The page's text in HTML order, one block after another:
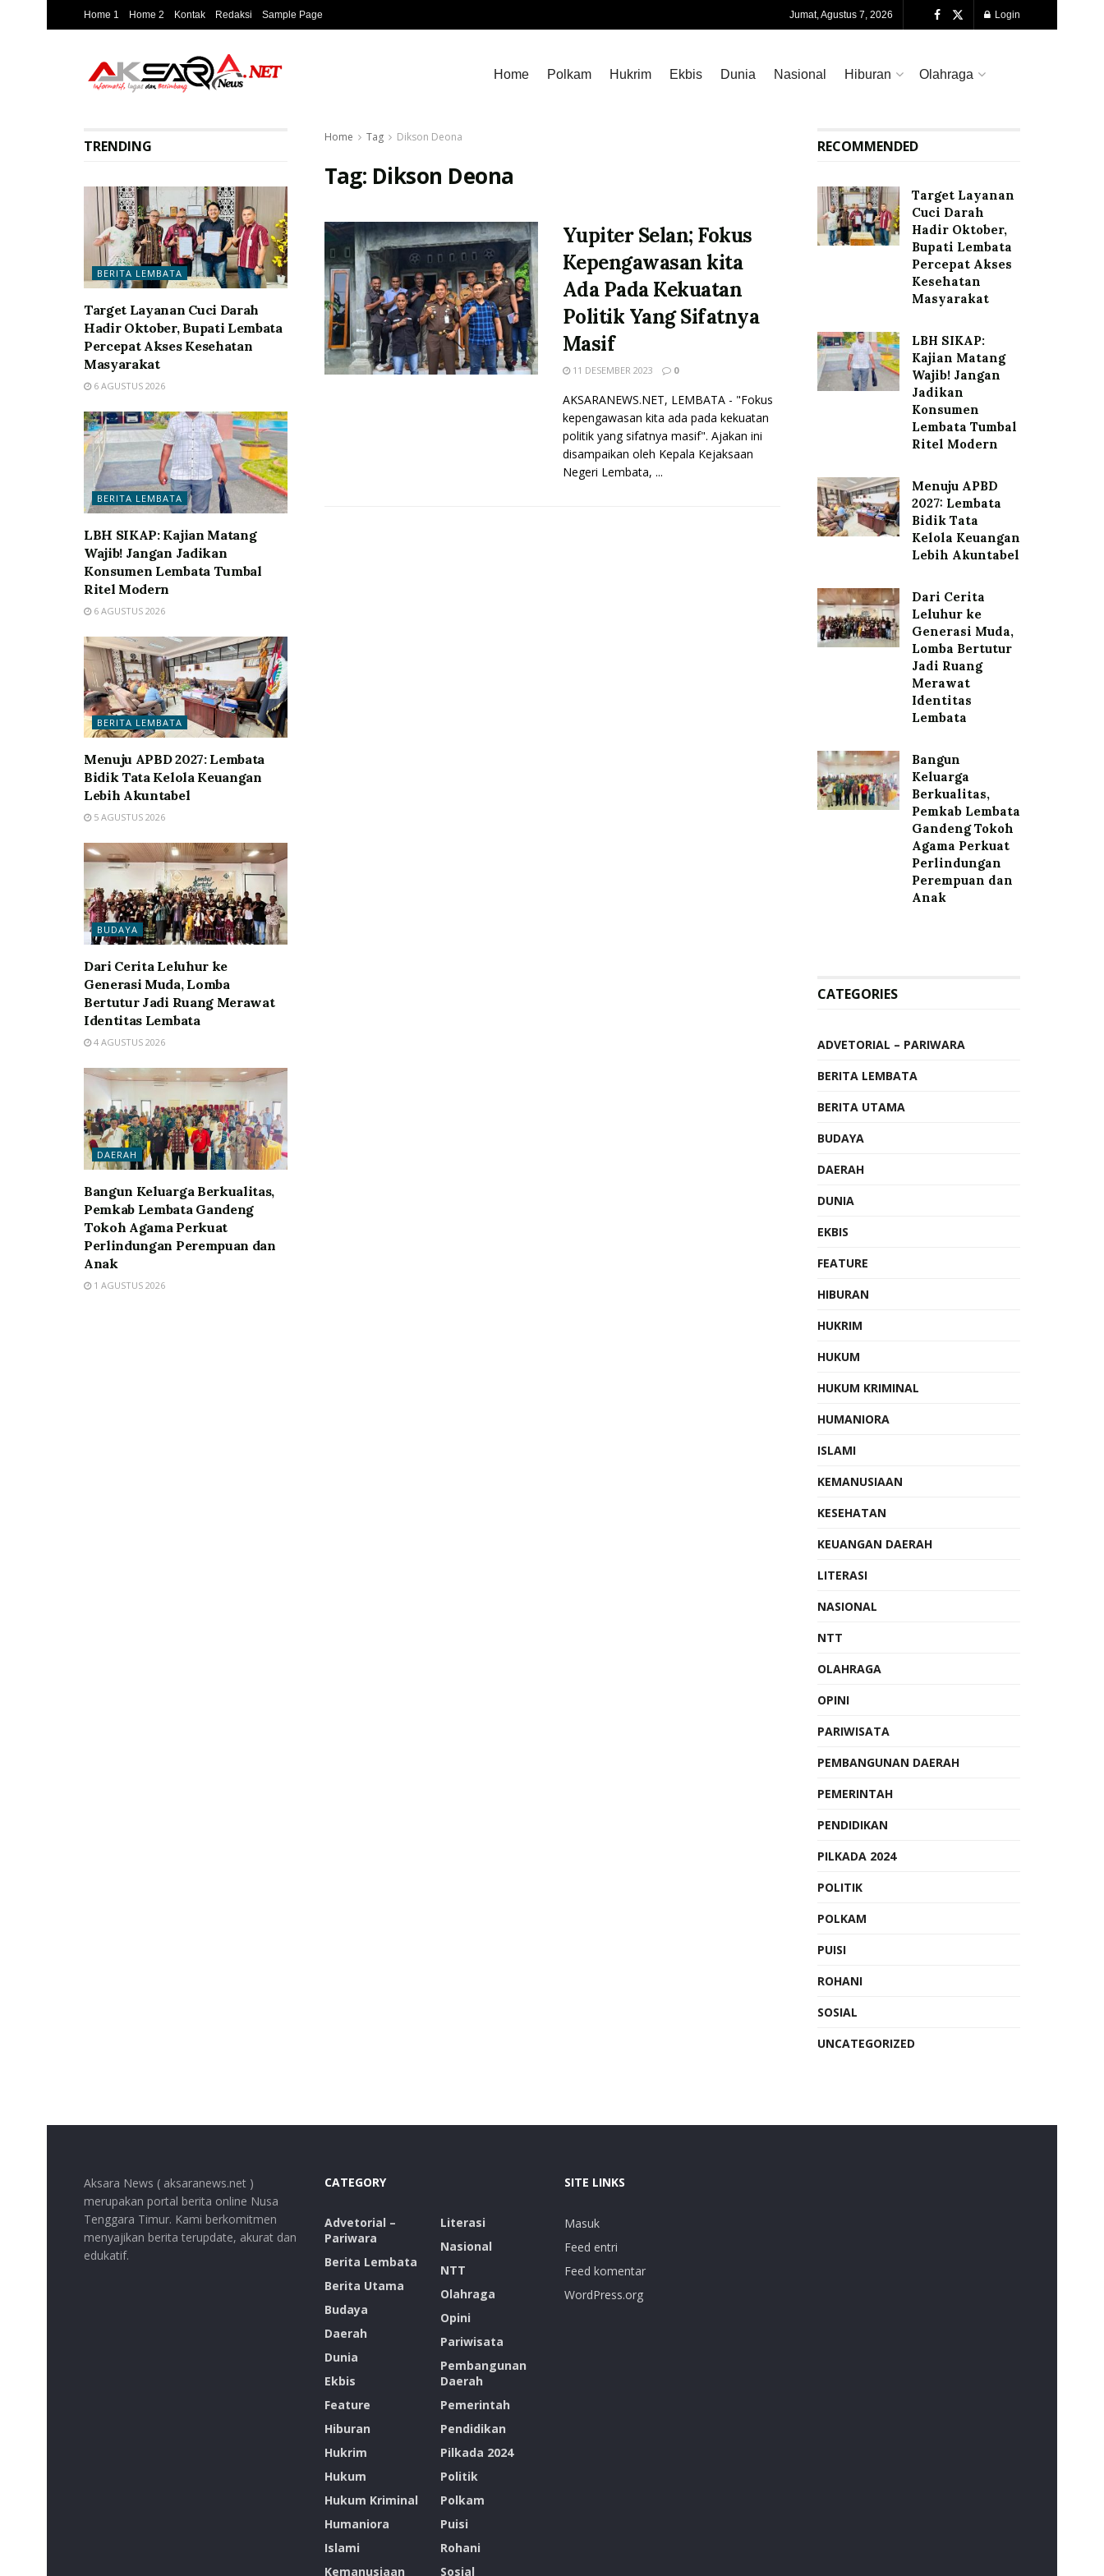
Home 1 Home 2 Kontak Redaksi Sample Page Jumat, Agustus 7, 2026 Login
Home Polkam Hukrim Ekbis Dunia Nasional Hiburan Olahraga
Home Tag Dikson Deona
Tag: Dikson Deona
Yupiter Selan; Fokus
Kepengawasan kita
Ada Pada Kekuatan
Politik Yang Sifatnya
Masif
11 DESEMBER 2023 0
AKSARANEWS.NET, LEMBATA - "Fokus
kepengawasan kita ada pada kekuatan
politik yang sifatnya masif". Ajakan ini
disampaikan oleh Kepala Kejaksaan
Negeri Lembata, ...
TRENDING
BERITA LEMBATA
Target Layanan Cuci Darah
Hadir Oktober, Bupati Lembata
Percepat Akses Kesehatan
Masyarakat
6 AGUSTUS 2026
BERITA LEMBATA
LBH SIKAP: Kajian Matang
Wajib! Jangan Jadikan
Konsumen Lembata Tumbal
Ritel Modern
6 AGUSTUS 2026
BERITA LEMBATA
Menuju APBD 2027: Lembata
Bidik Tata Kelola Keuangan
Lebih Akuntabel
5 AGUSTUS 2026
BUDAYA
Dari Cerita Leluhur ke
Generasi Muda, Lomba
Bertutur Jadi Ruang Merawat
Identitas Lembata
4 AGUSTUS 2026
DAERAH
Bangun Keluarga Berkualitas,
Pemkab Lembata Gandeng
Tokoh Agama Perkuat
Perlindungan Perempuan dan
Anak
1 AGUSTUS 2026
RECOMMENDED
Target Layanan
Cuci Darah
Hadir Oktober,
Bupati Lembata
Percepat Akses
Kesehatan
Masyarakat
LBH SIKAP:
Kajian Matang
Wajib! Jangan
Jadikan
Konsumen
Lembata Tumbal
Ritel Modern
Menuju APBD
2027: Lembata
Bidik Tata
Kelola Keuangan
Lebih Akuntabel
Dari Cerita
Leluhur ke
Generasi Muda,
Lomba Bertutur
Jadi Ruang
Merawat
Identitas
Lembata
Bangun
Keluarga
Berkualitas,
Pemkab Lembata
Gandeng Tokoh
Agama Perkuat
Perlindungan
Perempuan dan
Anak
CATEGORIES
ADVETORIAL – PARIWARA
BERITA LEMBATA
BERITA UTAMA
BUDAYA
DAERAH
DUNIA
EKBIS
FEATURE
HIBURAN
HUKRIM
HUKUM
HUKUM KRIMINAL
HUMANIORA
ISLAMI
KEMANUSIAAN
KESEHATAN
KEUANGAN DAERAH
LITERASI
NASIONAL
NTT
OLAHRAGA
OPINI
PARIWISATA
PEMBANGUNAN DAERAH
PEMERINTAH
PENDIDIKAN
PILKADA 2024
POLITIK
POLKAM
PUISI
ROHANI
SOSIAL
UNCATEGORIZED
Aksara News ( aksaranews.net )
merupakan portal berita online Nusa
Tenggara Timur. Kami berkomitmen
menyajikan berita terupdate, akurat dan
edukatif.
CATEGORY
Advetorial –
Pariwara
Berita Lembata
Berita Utama
Budaya
Daerah
Dunia
Ekbis
Feature
Hiburan
Hukrim
Hukum
Hukum Kriminal
Humaniora
Islami
Kemanusiaan
Literasi
Nasional
NTT
Olahraga
Opini
Pariwisata
Pembangunan
Daerah
Pemerintah
Pendidikan
Pilkada 2024
Politik
Polkam
Puisi
Rohani
Sosial
SITE LINKS
Masuk
Feed entri
Feed komentar
WordPress.org